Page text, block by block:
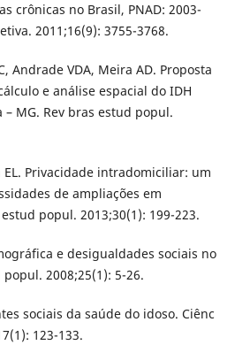
crônicas no Brasil, PNAD: 2003-
2011;16(9): 3755-3768.
Andrade VDA, Meira AD. Proposta
e análise espacial do IDH
MG. Rev bras estud popul.
EL. Privacidade intradomiciliar: um
de ampliações em
popul. 2013;30(1): 199-223.
e desigualdades sociais no
2008;25(1): 5-26.
sociais da saúde do idoso. Ciênc
123-133.